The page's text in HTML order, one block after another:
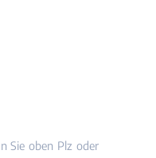
Sie oben Plz oder